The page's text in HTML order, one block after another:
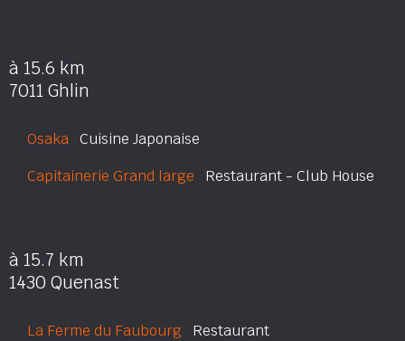
à 15.6 km
7011 Ghlin
Osaka Cuisine Japonaise
Capitainerie Grand large Restaurant - Club House
à 15.7 km
1430 Quenast
La Ferme du Faubourg Restaurant